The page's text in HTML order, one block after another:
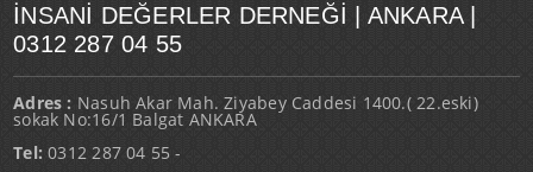
İNSANI DEĞERLER DERNEĞI | ANKARA |
0312 287 04 55
Adres : Nasuh Akar Mah. Ziyabey Caddesi 1400.( 22.eski)
sokak No:16/1 Balgat ANKARA
Tel: 0312 287 04 55 -